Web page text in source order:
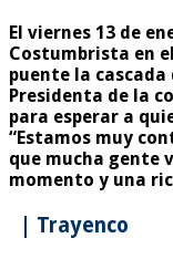
El viernes 13 de
Costumbrista en
puente la cascada
Presidenta de la
para esperar a
“Estamos muy
que mucha gente
momento y una
| Trayenco